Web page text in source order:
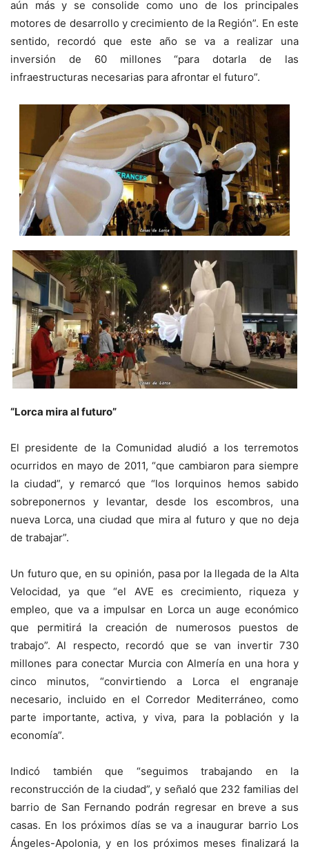
aún más y se consolide como uno de los principales
motores de desarrollo y crecimiento de la Región”. En este
sentido, recordó que este año se va a realizar una
inversión de 60 millones “para dotarla de las
infraestructuras necesarias para afrontar el futuro”.
“Lorca mira al futuro”
El presidente de la Comunidad aludió a los terremotos
ocurridos en mayo de 2011, “que cambiaron para siempre
la ciudad”, y remarcó que “los lorquinos hemos sabido
sobreponernos y levantar, desde los escombros, una
nueva Lorca, una ciudad que mira al futuro y que no deja
de trabajar”.
Un futuro que, en su opinión, pasa por la llegada de la Alta
Velocidad, ya que “el AVE es crecimiento, riqueza y
empleo, que va a impulsar en Lorca un auge económico
que permitirá la creación de numerosos puestos de
trabajo”. Al respecto, recordó que se van invertir 730
millones para conectar Murcia con Almería en una hora y
cinco minutos, “convirtiendo a Lorca el engranaje
necesario, incluido en el Corredor Mediterráneo, como
parte importante, activa, y viva, para la población y la
economía”.
Indicó también que “seguimos trabajando en la
reconstrucción de la ciudad”, y señaló que 232 familias del
barrio de San Fernando podrán regresar en breve a sus
casas. En los próximos días se va a inaugurar barrio Los
Ángeles-Apolonia, y en los próximos meses finalizará la